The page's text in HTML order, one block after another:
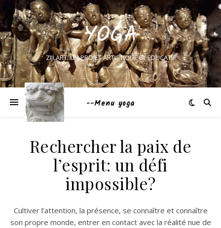
YOGA
ZIJI.ART: UN PROJET ARTISTIQUE ET EDUCATIF
--Menu yoga
Rechercher la paix de
l’esprit: un défi
impossible?
Cultiver l’attention, la présence, se connaître et connaître
son propre monde, entrer en contact avec la réalité nue de